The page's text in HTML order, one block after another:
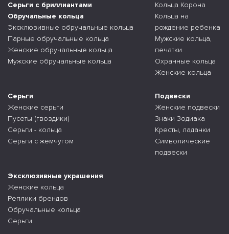
Серьги с бриллиантами
Обручальные кольца
Эксклюзивные обручальные кольца
Парные обручальные кольца
Женские обручальные кольца
Мужские обручальные кольца
Кольца Корона
Кольца на
рождение ребенка
Мужские кольца,
печатки
Охранные кольца
Женские кольца
Серьги
Женские серьги
Пусеты (гвоздики)
Серьги - кольца
Серьги с жемчугом
Подвески
Женские подвески
Знаки Зодиака
Кресты, ладанки
Символические
подвески
Эксклюзивные украшения
Женские кольца
Реплики брендов
Обручальные кольца
Серьги